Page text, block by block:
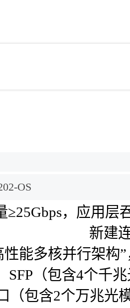
OS
≥25Gbps，应用层
新建
性能多核并行架构
SFP（包含4个千
（包含2个万兆光